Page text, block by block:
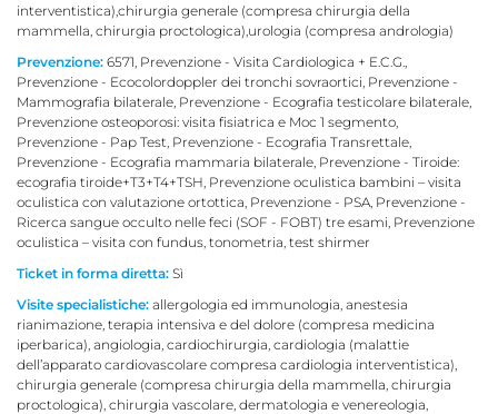
interventistica),chirurgia generale (compresa chirurgia della
mammella, chirurgia proctologica),urologia (compresa andrologia)
Prevenzione: 6571, Prevenzione - Visita Cardiologica + E.C.G.,
Prevenzione - Ecocolordoppler dei tronchi sovraortici, Prevenzione -
Mammografia bilaterale, Prevenzione - Ecografia testicolare bilaterale,
Prevenzione osteoporosi: visita fisiatrica e Moc 1 segmento,
Prevenzione - Pap Test, Prevenzione - Ecografia Transrettale,
Prevenzione - Ecografia mammaria bilaterale, Prevenzione - Tiroide:
ecografia tiroide+T3+T4+TSH, Prevenzione oculistica bambini – visita
oculistica con valutazione ortottica, Prevenzione - PSA, Prevenzione -
Ricerca sangue occulto nelle feci (SOF - FOBT) tre esami, Prevenzione
oculistica – visita con fundus, tonometria, test shirmer
Ticket in forma diretta: Sì
Visite specialistiche: allergologia ed immunologia, anestesia
rianimazione, terapia intensiva e del dolore (compresa medicina
iperbarica), angiologia, cardiochirurgia, cardiologia (malattie
dell’apparato cardiovascolare compresa cardiologia interventistica),
chirurgia generale (compresa chirurgia della mammella, chirurgia
proctologica), chirurgia vascolare, dermatologia e venereologia,